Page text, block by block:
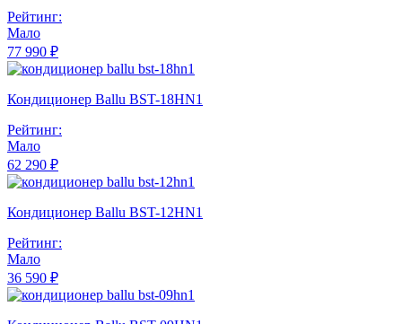
Рейтинг:
Мало
77 990 ₽
Кондиционер Ballu BST-18HN1
Рейтинг:
Мало
62 290 ₽
Кондиционер Ballu BST-12HN1
Рейтинг:
Мало
36 590 ₽